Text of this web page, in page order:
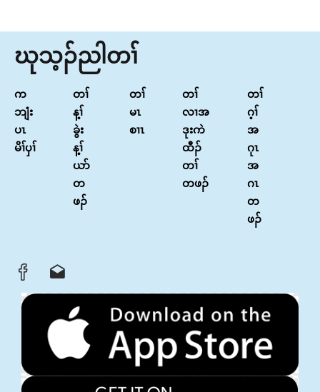
ဃုသ့ၣ်ညါတၢ်
က
ဘျံး
ပၤ
မိၢ်ၦၢ်
တၢ်
န့ၢ်
ခွဲး
န့ၢ်
ယာ်
တ
ဖၣ်
တၢ်
မၤ
စၢၤ
တၢ်
လၢအ
ဒုးကဲ
ထီၣ်
တၢ်
တဖၣ်
တၢ်
ဂ့ၢ်
အ
ဂုၤ
အ
ဂၤ
တ
ဖၣ်